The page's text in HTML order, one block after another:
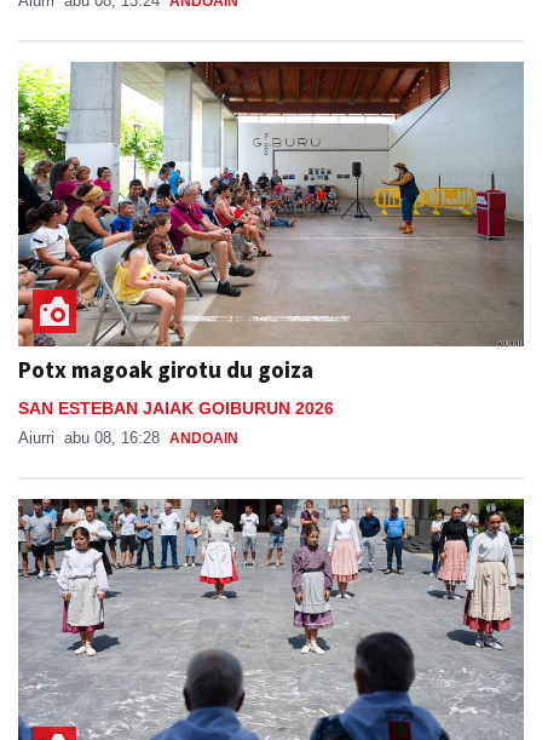
Potx magoak girotu du goiza
SAN ESTEBAN JAIAK GOIBURUN 2026
Aiurri abu 08, 16:28 ANDOAIN